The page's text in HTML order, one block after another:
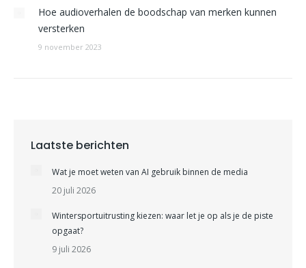
Hoe audioverhalen de boodschap van merken kunnen
versterken
9 november 2023
Laatste berichten
Wat je moet weten van AI gebruik binnen de media
20 juli 2026
Wintersportuitrusting kiezen: waar let je op als je de piste
opgaat?
9 juli 2026